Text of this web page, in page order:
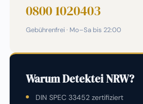
0800 1020403
Gebührenfrei · Mo–Sa bis 22:00
Warum Detektei NRW?
DIN SPEC 33452 zertifiziert